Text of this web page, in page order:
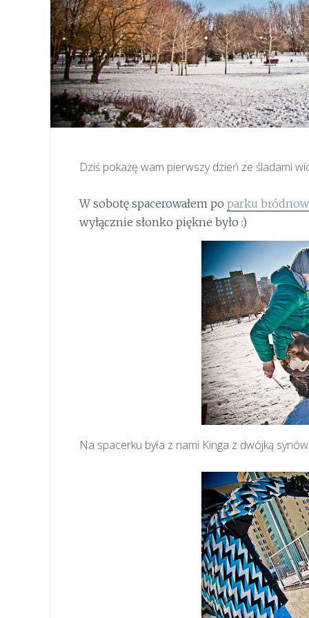
Dziś pokażę wam pierwszy dzień ze śladami
W sobotę spacerowałem po parku
wyłącznie słonko piękne było :)
Na spacerku była z nami Kinga z dwójką